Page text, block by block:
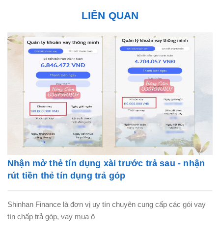
LIÊN QUAN
Nhận mở thẻ tín dụng xài trước trả sau - nhận
rút tiền thẻ tín dụng trả góp
Shinhan Finance là đơn vị uy tín chuyên cung cấp các gói vay
tín chấp trả góp, vay mua ô